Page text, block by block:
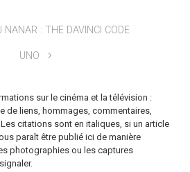
NANAR : THE DAVINCI CODE
UNO
sur le cinéma et la télévision :
de liens, hommages, commentaires,
citations sont en italiques, si un article
paraît être publié ici de manière
photographies ou les captures